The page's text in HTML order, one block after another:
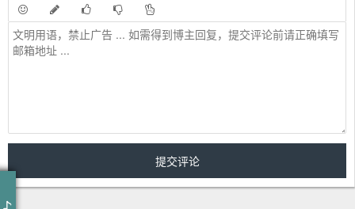
乌兰巴托的夜